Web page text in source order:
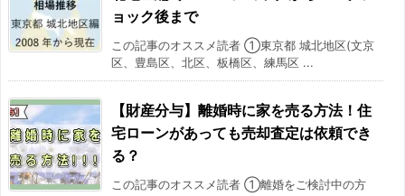
2017/06 12.1%
2017/07 9.8%
2017/08 -5.2%
2017/09
ョック後まで
この記事のオススメ読者 ①東京都 城北地区(文京
区、豊島区、北区、板橋区、練馬区 ...
【財産分与】離婚時に家を売る方法！住
宅ローンがあっても売却査定は依頼でき
る？
この記事のオススメ読者 ①離婚をご検討中の方